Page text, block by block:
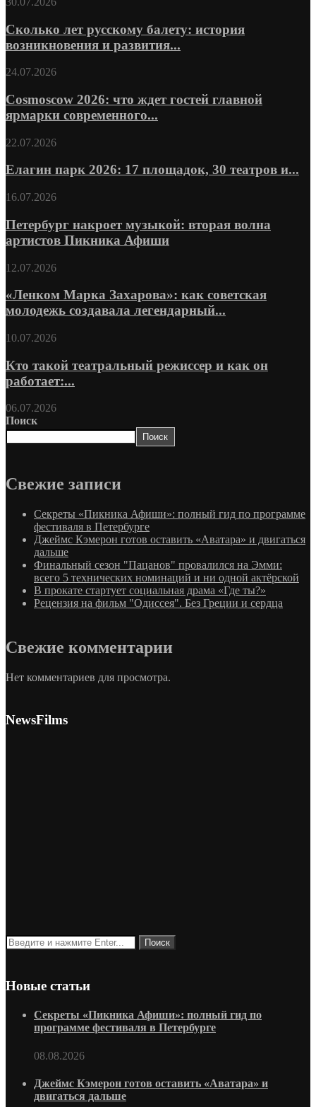
Сколько лет русскому балету: история
возникновения и развития...
24.07.2026
Cosmoscow 2026: что ждет гостей главной
ярмарки современного...
22.07.2026
Елагин парк 2026: 17 площадок, 30 театров и...
16.07.2026
Петербург накроет музыкой: вторая волна
артистов Пикника Афиши
12.07.2026
«Ленком Марка Захарова»: как советская
молодежь создавала легендарный...
10.07.2026
Кто такой театральный режиссер и как он
работает:...
06.07.2026
Поиск
Поиск
Свежие записи
Секреты «Пикника Афиши»: полный гид по программе
фестиваля в Петербурге
Джеймс Кэмерон готов оставить «Аватара» и двигаться
дальше
Финальный сезон "Пацанов" провалился на Эмми:
всего 5 технических номинаций и ни одной актёрской
В прокате стартует социальная драма «Где ты?»
Рецензия на фильм "Одиссея". Без Греции и сердца
Свежие комментарии
Нет комментариев для просмотра.
NewsFilms
Новые статьи
Секреты «Пикника Афиши»: полный гид по
программе фестиваля в Петербурге
08.08.2026
Джеймс Кэмерон готов оставить «Аватара» и
двигаться дальше